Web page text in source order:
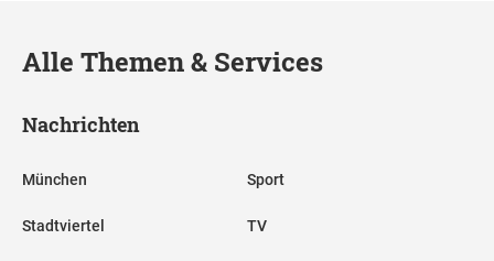
Alle Themen & Services
Nachrichten
München
Stadtviertel
Sport
TV